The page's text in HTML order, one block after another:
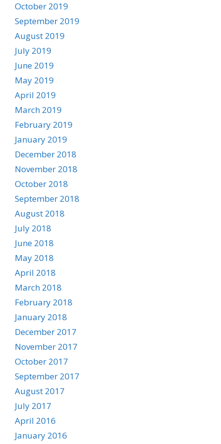
October 2019
September 2019
August 2019
July 2019
June 2019
May 2019
April 2019
March 2019
February 2019
January 2019
December 2018
November 2018
October 2018
September 2018
August 2018
July 2018
June 2018
May 2018
April 2018
March 2018
February 2018
January 2018
December 2017
November 2017
October 2017
September 2017
August 2017
July 2017
April 2016
January 2016